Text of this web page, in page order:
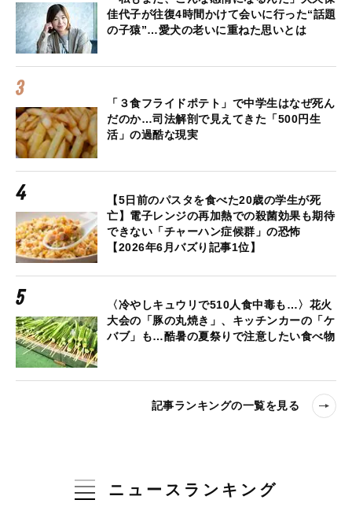
佳代子が往復4時間かけて会いに行った“話題
の子猿”…愛犬の老いに重ねた思いとは
「３食フライドポテト」で中学生はなぜ死ん
だのか…司法解剖で見えてきた「500円生
活」の過酷な現実
【5日前のパスタを食べた20歳の学生が死
亡】電子レンジの再加熱での殺菌効果も期待
できない「チャーハン症候群」の恐怖
【2026年6月バズり記事1位】
〈冷やしキュウリで510人食中毒も…〉花火
大会の「豚の丸焼き」、キッチンカーの「ケ
バブ」も…酷暑の夏祭りで注意したい食べ物
記事ランキングの一覧を見る
ニュースランキング